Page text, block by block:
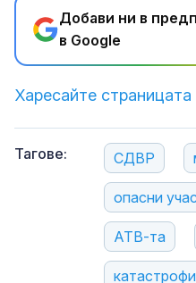
Добави ни в
в Google
Харесайте
Тагове: СДВР
опасни
АТВ-та
катастрофи